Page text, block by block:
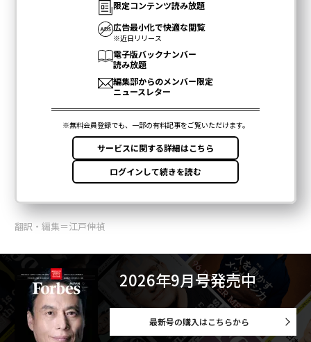
翻訳・編集＝江戸伸禎
2026年9月号発売中
最新号の購入はこちらから